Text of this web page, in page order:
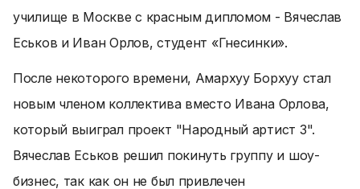
училище в Москве с красным дипломом - Вячеслав
Еськов и Иван Орлов, студент «Гнесинки».
После некоторого времени, Амархуу Борхуу стал
новым членом коллектива вместо Ивана Орлова,
который выиграл проект "Народный артист 3".
Вячеслав Еськов решил покинуть группу и шоу-
бизнес, так как он не был привлечен